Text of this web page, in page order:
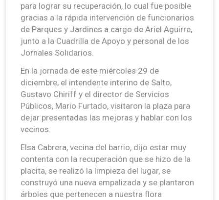
para lograr su recuperación, lo cual fue posible
gracias a la rápida intervención de funcionarios
de Parques y Jardines a cargo de Ariel Aguirre,
junto a la Cuadrilla de Apoyo y personal de los
Jornales Solidarios.
En la jornada de este miércoles 29 de
diciembre, el intendente interino de Salto,
Gustavo Chiriff y el director de Servicios
Públicos, Mario Furtado, visitaron la plaza para
dejar presentadas las mejoras y hablar con los
vecinos.
Elsa Cabrera, vecina del barrio, dijo estar muy
contenta con la recuperación que se hizo de la
placita, se realizó la limpieza del lugar, se
construyó una nueva empalizada y se plantaron
árboles que pertenecen a nuestra flora